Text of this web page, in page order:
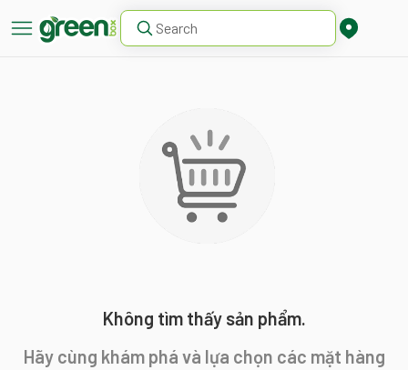
Không tìm thấy sản phẩm.
Hãy cùng khám phá và lựa chọn các mặt hàng